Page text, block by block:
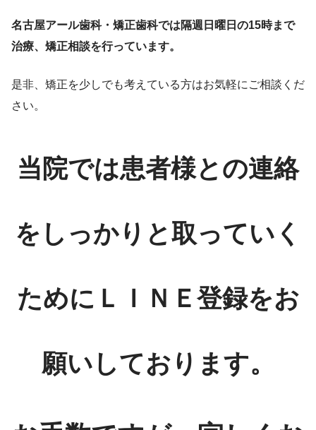
名古屋アール歯科・矯正歯科では隔週日曜日の15時まで
治療、矯正相談を行っています。
是非、矯正を少しでも考えている方はお気軽にご相談くだ
さい。
当院では患者様との連絡
をしっかりと取っていく
ためにＬＩＮＥ登録をお
願いしております。